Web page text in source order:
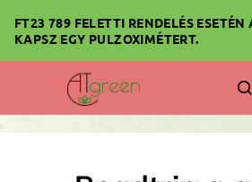
tartalomhoz
FT23 789 FELETTI RENDELÉS
KAPSZ EGY PULZOXIMÉTERT.